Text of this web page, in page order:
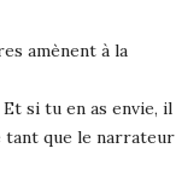
amènent à la
si tu en as envie, il
tant que le narrateur